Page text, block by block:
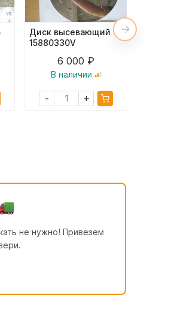
Диск высевающий
15880330V
6 000 ₽
В наличии
- +
не нужно! Привезем